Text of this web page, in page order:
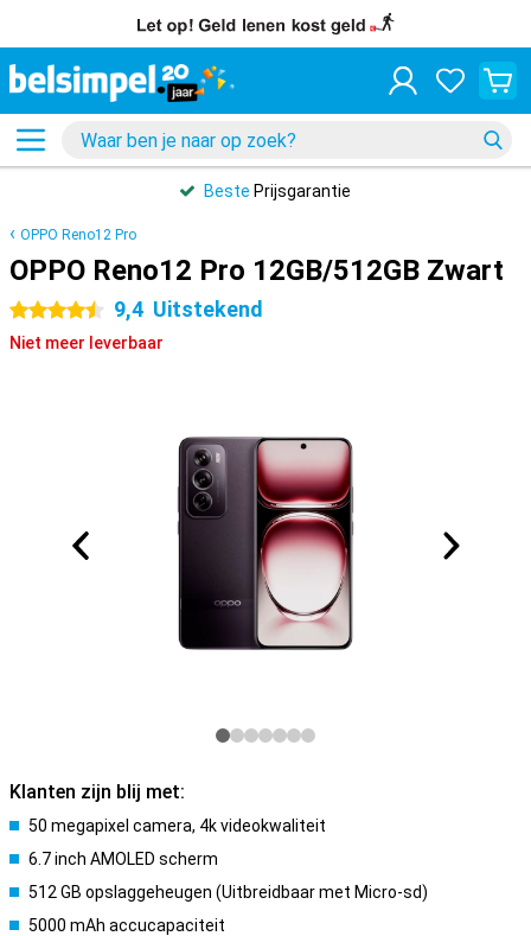
Beste Prijsgarantie
OPPO Reno12 Pro
OPPO Reno12 Pro 12GB/512GB Zwart
4.5 sterren 9,4 Uitstekend
Niet meer leverbaar
Klanten zijn blij met:
50 megapixel camera, 4k videokwaliteit
6.7 inch AMOLED scherm
512 GB opslaggeheugen (Uitbreidbaar met Micro-sd)
5000 mAh accucapaciteit